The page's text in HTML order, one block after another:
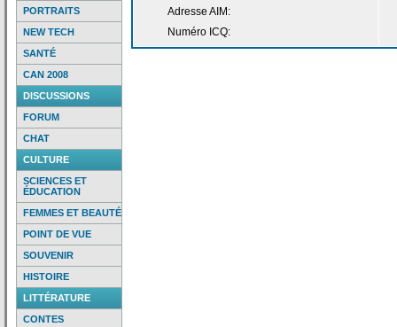
PORTRAITS
NEW TECH
SANTÉ
CAN 2008
DISCUSSIONS
FORUM
CHAT
CULTURE
SCIENCES ET
ÉDUCATION
FEMMES ET BEAUTÉ
POINT DE VUE
SOUVENIR
HISTOIRE
LITTÉRATURE
CONTES
Adresse AIM:
Numéro ICQ: